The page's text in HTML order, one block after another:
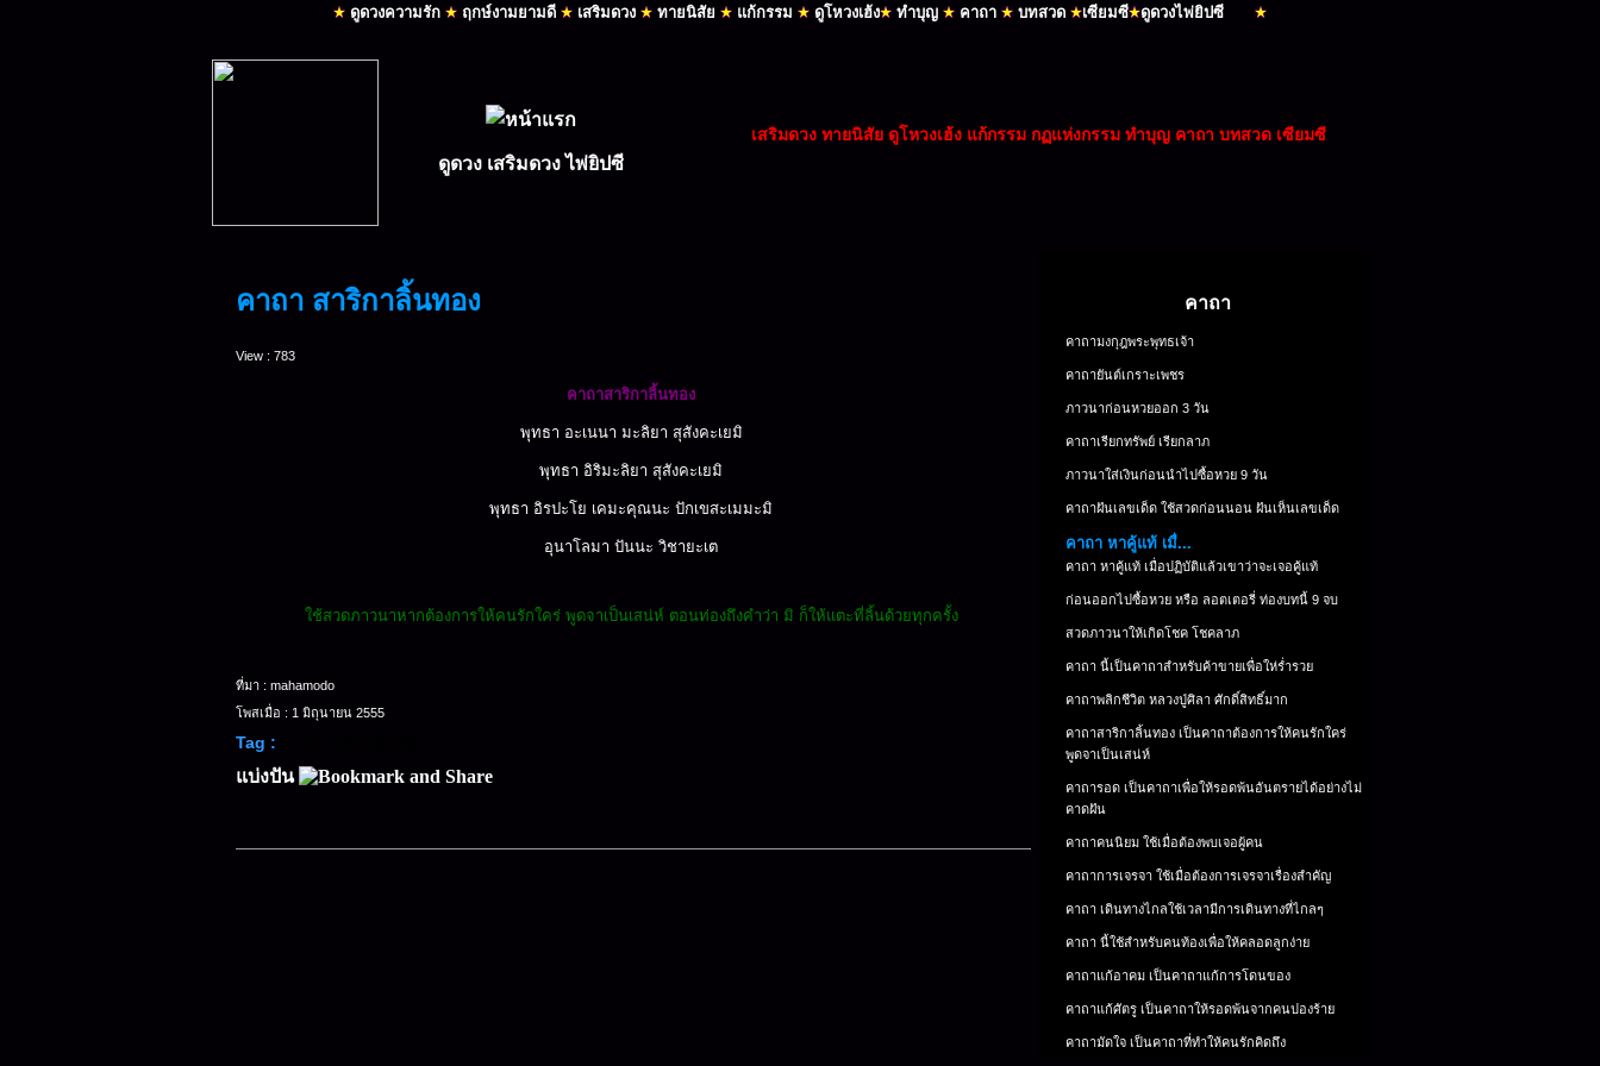
คาถา สาริกาลิ้นทอง
View : 783
คาถาสาริกาลิ้นทอง
พุทธา อะเนนา มะลิยา สุสังคะเยมิ
พุทธา อิริมะลิยา สุสังคะเยมิ
พุทธา อิรปะโย เคมะคุณนะ ปักเขสะเมมะมิ
อุนาโลมา ปันนะ วิชายะเต
ใช้สวดภาวนาหากต้องการให้คนรักใคร่ พูดจาเป็นเสน่ห์ ตอนท่องถึงคำว่า มิ ก็ให้แตะที่ลิ้นด้วยทุกครั้ง
ที่มา : mahamodo
โพสเมื่อ : 1 มิถุนายน 2555
Tag :
แบ่งปัน
คาถา
คาถามงกุฎพระพุทธเจ้า
คาถายันต์เกราะเพชร
ภาวนาก่อนหวยออก 3 วัน
คาถาเรียกทรัพย์ เรียกลาภ
ภาวนาใส่เงินก่อนนำไปซื้อหวย 9 วัน
คาถาฝันเลขเด็ด ใช้สวดก่อนนอน ฝันเห็นเลขเด็ด
คาถา หาคู้แท้ เมื่...
คาถา หาคู้แท้ เมื่อปฏิบัติแล้วเขาว่าจะเจอคู้แท้
ก่อนออกไปซื้อหวย หรือ ลอตเตอรี่ ท่องบทนี้ 9 จบ
สวดภาวนาให้เกิดโชค โชคลาภ
คาถา นี้เป็นคาถาสำหรับค้าขายเพื่อให่ร่ำรวย
คาถาพลิกชีวิต หลวงปู่ศิลา ศักดิ์สิทธิ์มาก
คาถาสาริกาลิ้นทอง เป็นคาถาต้องการให้คนรักใคร่
พูดจาเป็นเสน่ห์
คาถารอด เป็นคาถาเพื่อให้รอดพ้นอันตรายได้อย่างไม่
คาดฝัน
คาถาคนนิยม ใช้เมื่อต้องพบเจอผู้คน
คาถาการเจรจา ใช้เมื่อต้องการเจรจาเรื่องสำคัญ
คาถา เดินทางไกลใช้เวลามีการเดินทางที่ไกลๆ
คาถา นี้ใช้สำหรับคนท้องเพื่อให้คลอดลูกง่าย
คาถาแก้อาคม เป็นคาถาแก้การโดนของ
คาถาแก้ศัตรู เป็นคาถาให้รอดพ้นจากคนปองร้าย
คาถามัดใจ เป็นคาถาที่ทำให้คนรักคิดถึง